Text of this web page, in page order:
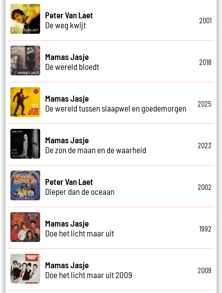
Peter Van Laet
De weg kwijt
2001
Mamas Jasje
De wereld bloedt
2018
Mamas Jasje
De wereld tussen slaapwel en goedemorgen
2025
Mamas Jasje
De zon de maan en de waarheid
2023
Peter Van Laet
Dieper dan de oceaan
2002
Mamas Jasje
Doe het licht maar uit
1992
Mamas Jasje
Doe het licht maar uit 2009
2009